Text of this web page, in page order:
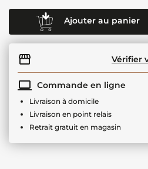
Ajouter au panier
Vérifier
Commande en ligne
Livraison à domicile
Livraison en point relais
Retrait gratuit en magasin